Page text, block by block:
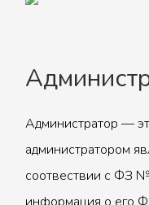
Администратор —
администратором
соотвествии с ФЗ